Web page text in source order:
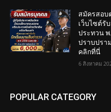
สมัครสอบ
เว็บไซต์รั
ประทวน
ปราบปรา
คลิกที่นี่
6 สิงหาคม
POPULAR CATEGORY